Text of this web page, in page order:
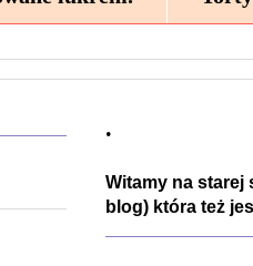
.
Witamy na starej
blog) która też